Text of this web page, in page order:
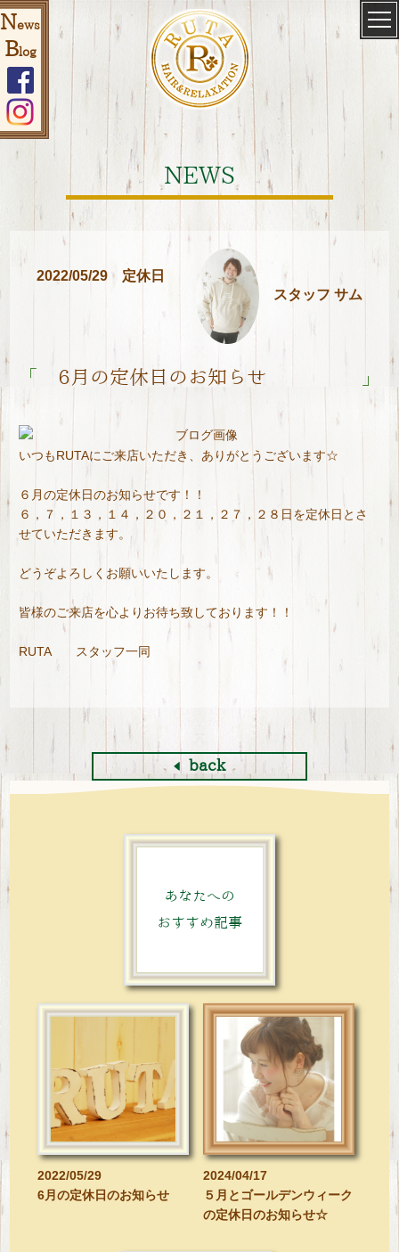
News
Blog
NEWS
2022/05/29
定休日
スタッフ サム
「 6月の定休日のお知らせ 」
いつもRUTAにご来店いただき、ありがとうございます☆
６月の定休日のお知らせです！！
６，７，１３，１４，２０，２１，２７，２８日を定休日とさ
せていただきます。
どうぞよろしくお願いいたします。
皆様のご来店を心よりお待ち致しております！！
RUTA スタッフ一同
back
あなたへの
おすすめ記事
2022/05/29
6月の定休日のお知らせ
2024/04/17
５月とゴールデンウィーク
の定休日のお知らせ☆